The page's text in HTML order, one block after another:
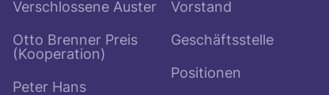
Verschlossene Auster
Otto Brenner Preis
(Kooperation)
Peter Hans
Vorstand
Geschäftsstelle
Positionen